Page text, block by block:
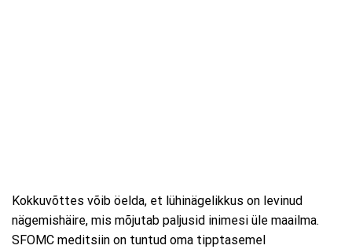
Kokkuvõttes võib öelda, et lühinägelikkus on levinud
nägemishäire, mis mõjutab paljusid inimesi üle maailma.
SFOMC meditsiin on tuntud oma tipptasemel